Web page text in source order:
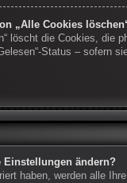
„Alle Cookies
löscht die Cookies, die
Status – sofern
Einstellungen ändern?
haben, werden alle